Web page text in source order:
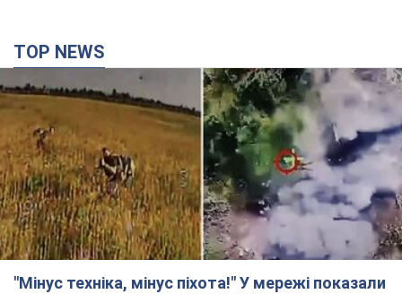
TOP NEWS
"Мінус техніка, мінус піхота!" У мережі показали